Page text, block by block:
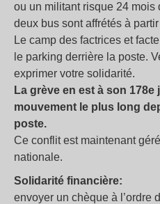
ou un militant risque 24 mois
deux bus sont affrétés à
Le camp des factrices et
le parking derrière la poste.
exprimer votre solidarité.
La grève en est à son
mouvement le plus long
poste.
Ce conflit est maintenant
nationale.
Solidarité financière:
envoyer un chèque à l’ordre